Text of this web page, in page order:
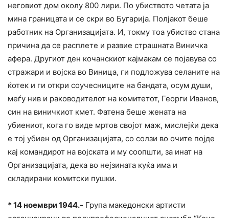
неговиот дом околу 800 лири. По убиството четата ја
мина границата и се скри во Бугарија. Полјакот беше
работник на Организацијата. И, токму тоа убиство стана
причина да се расплете и развие страшната Виничка
афера. Другиот ден кочанскиот кајмакам се појавува со
стражари и војска во Виница, ги подложува селаните на
ќотек и ги откри соучесниците на бандата, осум души,
меѓу нив и раководителот на комитетот, Георги Иванов,
син на виничкиот кмет. Фатена беше жената на
убиениот, кога го виде мртов својот маж, мислејќи дека
е тој убиен од Организацијата, со солзи во очите појде
кај командирот на војската и му соопшти, за инат на
Организацијата, дека во нејзината куќа има и
складирани комитски пушки.
* 14 ноември 1944.- Група македонски артисти